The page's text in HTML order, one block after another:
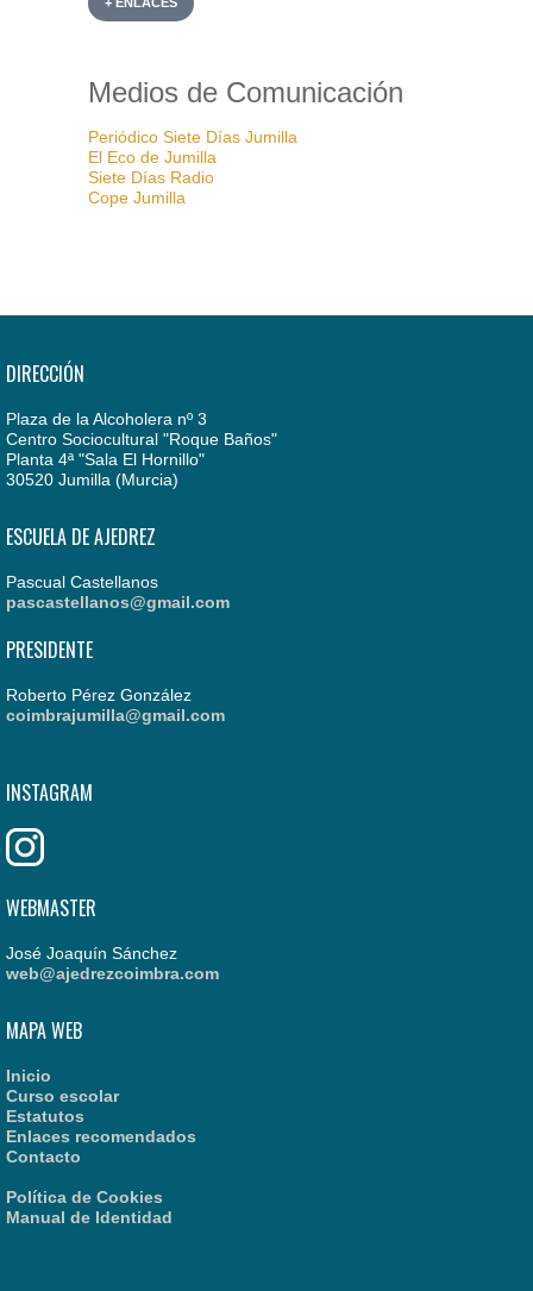
Medios de Comunicación
Periódico Siete Días Jumilla
El Eco de Jumilla
Siete Días Radio
Cope Jumilla
DIRECCIÓN
Plaza de la Alcoholera nº 3
Centro Sociocultural "Roque Baños"
Planta 4ª "Sala El Hornillo"
30520 Jumilla (Murcia)
ESCUELA DE AJEDREZ
Pascual Castellanos
pascastellanos@gmail.com
PRESIDENTE
Roberto Pérez González
coimbrajumilla@gmail.com
INSTAGRAM
WEBMASTER
José Joaquín Sánchez
web@ajedrezcoimbra.com
MAPA WEB
Inicio
Curso escolar
Estatutos
Enlaces recomendados
Contacto
Política de Cookies
Manual de Identidad